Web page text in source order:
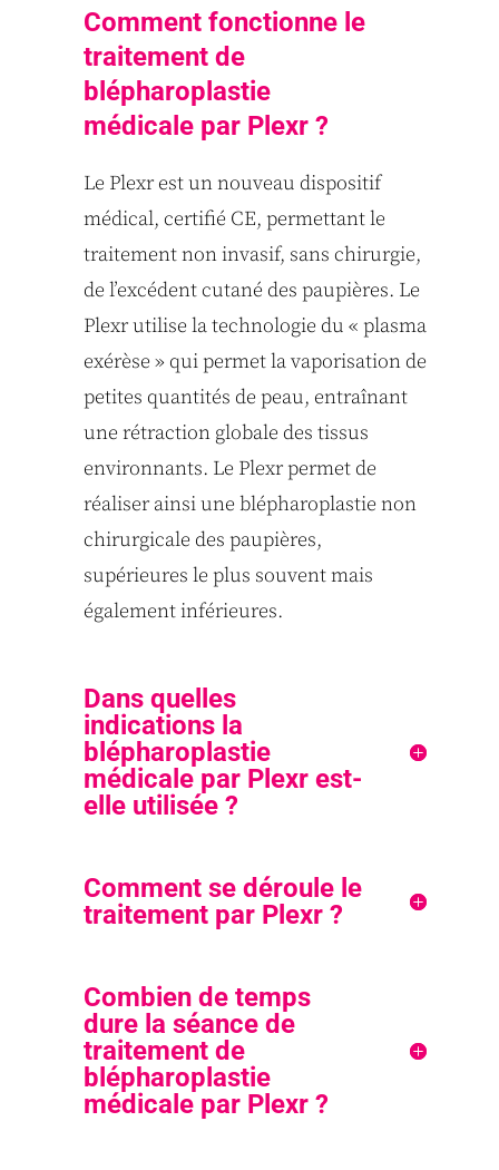
Comment fonctionne le
traitement de
blépharoplastie
médicale par Plexr ?
Le Plexr est un nouveau dispositif
médical, certifié CE, permettant le
traitement non invasif, sans chirurgie,
de l’excédent cutané des paupières. Le
Plexr utilise la technologie du « plasma
exérèse » qui permet la vaporisation de
petites quantités de peau, entraînant
une rétraction globale des tissus
environnants. Le Plexr permet de
réaliser ainsi une blépharoplastie non
chirurgicale des paupières,
supérieures le plus souvent mais
également inférieures.
Dans quelles
indications la
blépharoplastie
médicale par Plexr est-
elle utilisée ?
Comment se déroule le
traitement par Plexr ?
Combien de temps
dure la séance de
traitement de
blépharoplastie
médicale par Plexr ?